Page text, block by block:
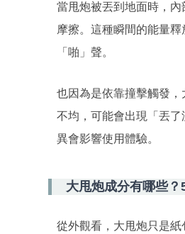
當甩炮被丟到地面時，
摩擦。這種瞬間的能量
「啪」聲。
也因為是依靠撞擊觸發
不均，可能會出現「丟
異會影響使用體驗。
大甩炮成分有哪些
從外觀看，大甩炮只是